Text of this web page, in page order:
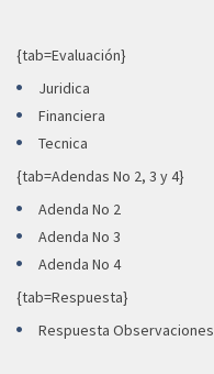
{tab=Evaluación}
Juridica
Financiera
Tecnica
{tab=Adendas No 2, 3 y 4}
Adenda No 2
Adenda No 3
Adenda No 4
{tab=Respuesta}
Respuesta Observaciones